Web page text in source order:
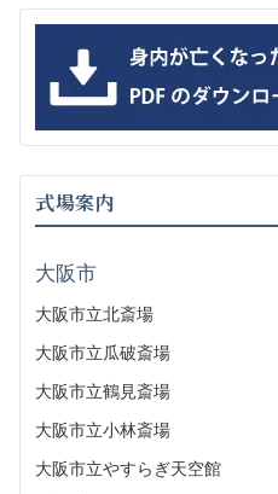
式場案内
大阪市
大阪市立北斎場
大阪市立瓜破斎場
大阪市立鶴見斎場
大阪市立小林斎場
大阪市立やすらぎ天空館